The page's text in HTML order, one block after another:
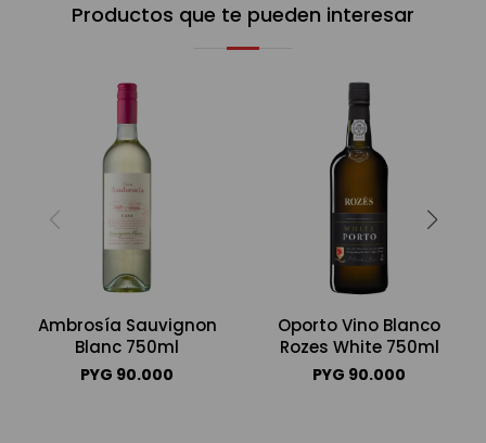
Productos que te pueden interesar
Ambrosía Sauvignon
Blanc 750ml
PYG 90.000
Oporto Vino Blanco
Rozes White 750ml
PYG 90.000